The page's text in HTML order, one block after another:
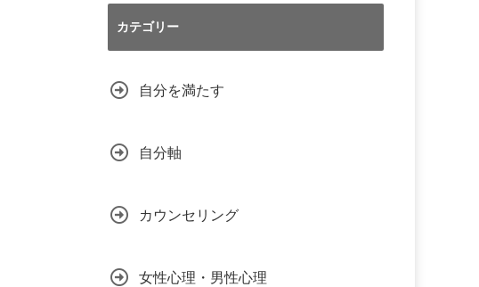
カテゴリー
自分を満たす
自分軸
カウンセリング
女性心理・男性心理